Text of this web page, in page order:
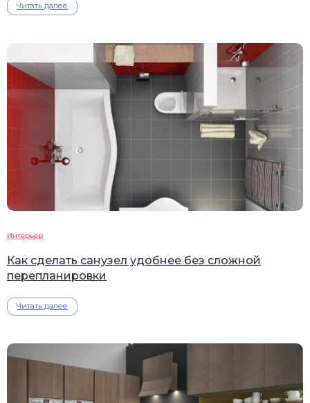
Читать далее
Интерьер
Как сделать санузел удобнее без сложной
перепланировки
Читать далее